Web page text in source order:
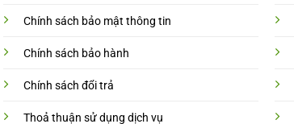
Chính sách bảo mật thông tin
Chính sách bảo hành
Chính sách đổi trả
Thoả thuận sử dụng dịch vụ